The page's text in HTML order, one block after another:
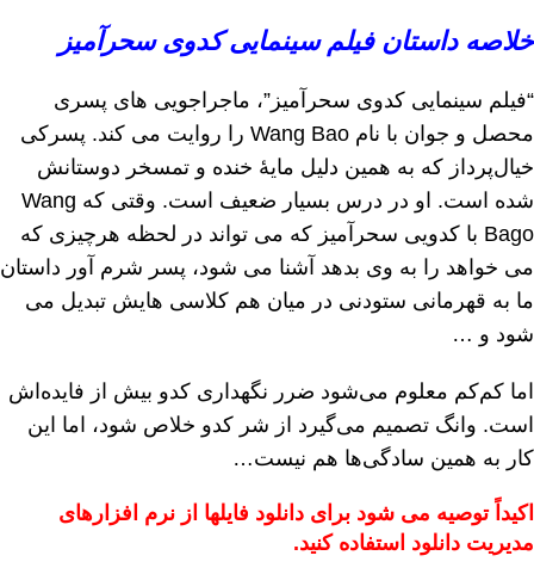
خلاصه داستان فیلم سینمایی کدوی سحرآمیز
“فیلم سینمایی کدوی سحرآمیز”، ماجراجویی های پسری
محصل و جوان با نام Wang Bao را روایت می کند. پسرکی
خیال‌پرداز که به همین دلیل مایۀ خنده و تمسخر دوستانش
شده است. او در درس بسیار ضعیف است. وقتی که Wang
Bago با کدویی سحرآمیز که می تواند در لحظه هرچیزی که
می خواهد را به وی بدهد آشنا می شود، پسر شرم آور داستان
ما به قهرمانی ستودنی در میان هم کلاسی هایش تبدیل می
شود و …
اما کم‌کم معلوم می‌شود ضرر نگهداری کدو بیش از فایده‌اش
است. وانگ تصمیم می‌گیرد از شر کدو خلاص شود، اما این
کار به همین سادگی‌ها هم نیست…
اکیداً توصیه می شود برای دانلود فایلها از نرم افزارهای
مدیریت دانلود استفاده کنید.